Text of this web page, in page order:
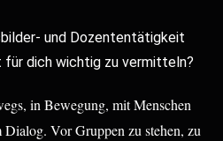
und Dozententätigkeit
für dich wichtig zu vermitteln?
in Bewegung, mit Menschen
Vor Gruppen zu stehen, zu